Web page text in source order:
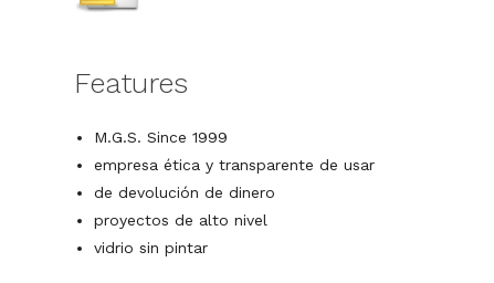
Features
M.G.S. Since 1999
empresa ética y transparente de usar
de devolución de dinero
proyectos de alto nivel
vidrio sin pintar